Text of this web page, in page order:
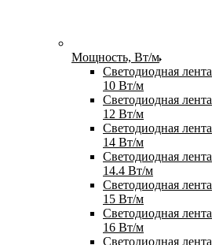
Мощность, Вт/м
Светодиодная лента
10 Вт/м
Светодиодная лента
12 Вт/м
Светодиодная лента
14 Вт/м
Светодиодная лента
14.4 Вт/м
Светодиодная лента
15 Вт/м
Светодиодная лента
16 Вт/м
Светодиодная лента